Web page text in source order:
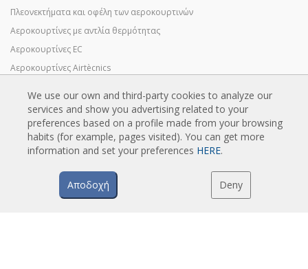
Πλεονεκτήματα και οφέλη των αεροκουρτινών
Αεροκουρτίνες με αντλία θερμότητας
Αεροκουρτίνες EC
Αεροκουρτίνες Airtècnics
LIPSIS
Κατάλογοι αεροκουρτινών
Τεχνική τεκμηρίωση
Πιστοποιητικά ποιότητας
We use our own and third-party cookies to analyze our
services and show you advertising related to your
preferences based on a profile made from your browsing
habits (for example, pages visited). You can get more
information and set your preferences HERE.
Αποδοχή Deny